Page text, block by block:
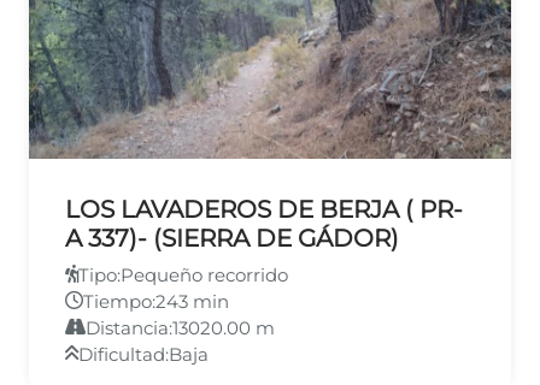
LOS LAVADEROS DE BERJA ( PR-
A 337)- (SIERRA DE GÁDOR)
Tipo:Pequeño recorrido
Tiempo:243 min
Distancia:13020.00 m
Dificultad:Baja